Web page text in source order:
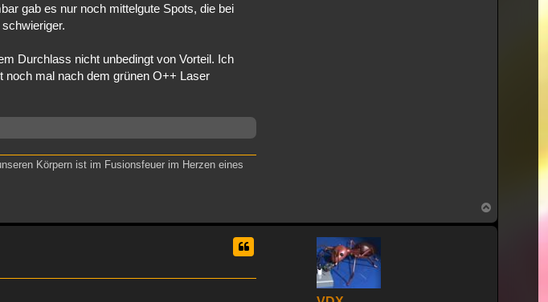
gab es nur noch mittelgute Spots, die bei
Durchlass nicht unbedingt von Vorteil. Ich
noch mal nach dem grünen O++ Laser
Körpern ist im Fusionsfeuer im Herzen eines
oben